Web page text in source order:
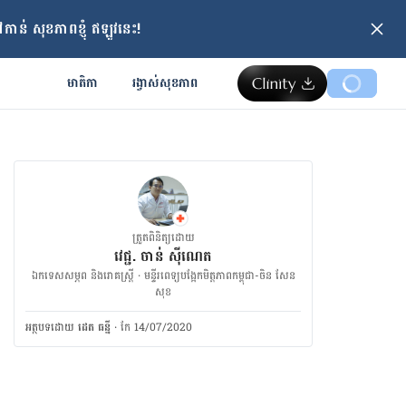
ន់ សុខភាពខ្ញុំ ឥឡូវនេះ!
មាតិកា រង្វាស់​សុខភាព
ត្រួតពិនិត្យដោយ
វេជ្ជ. ចាន់ ស៊ីណេត
ឯកទេសសម្ភព និងរោគស្ត្រី · ម​ន្ទីរពេទ្យបង្អែកមិត្តភាពកម្ពុជា-ចិន សែន
សុខ
អត្ថបទ​ដោយ ដេត ធន្នី ·កែ 14/07/2020